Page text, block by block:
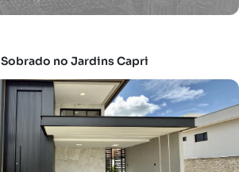
Sobrado no Jardins Capri